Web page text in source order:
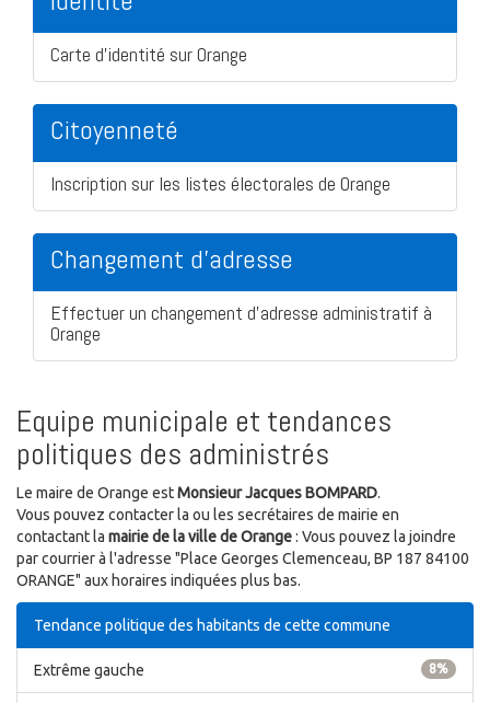
Carte d'identité sur Orange
Citoyenneté
Inscription sur les listes électorales de Orange
Changement d'adresse
Effectuer un changement d'adresse administratif à
Orange
Equipe municipale et tendances
politiques des administrés
Le maire de Orange estMonsieur Jacques BOMPARD.
Vous pouvez contacter la ou les secrétaires de mairie en
contactant la mairie de la ville de Orange: Vous pouvez la joindre
par courrier à l'adresse "Place Georges Clemenceau, BP 187 84100
ORANGE" aux horaires indiquées plus bas.
Tendance politique des habitants de cette commune
8%
Extrême gauche